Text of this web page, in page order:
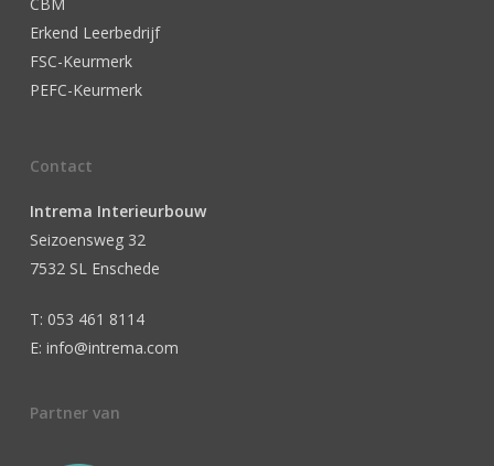
Erkend Leerbedrijf
FSC-Keurmerk
PEFC-Keurmerk
Contact
Intrema Interieurbouw
Seizoensweg 32
7532 SL Enschede
T: 053 461 8114
E: info@intrema.com
Partner van